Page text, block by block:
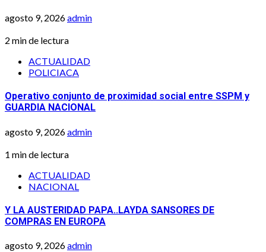
agosto 9, 2026admin
2 min de lectura
ACTUALIDAD
POLICIACA
Operativo conjunto de proximidad social entre SSPM y
GUARDIA NACIONAL
agosto 9, 2026admin
1 min de lectura
ACTUALIDAD
NACIONAL
Y LA AUSTERIDAD PAPA..LAYDA SANSORES DE
COMPRAS EN EUROPA
agosto 9, 2026admin